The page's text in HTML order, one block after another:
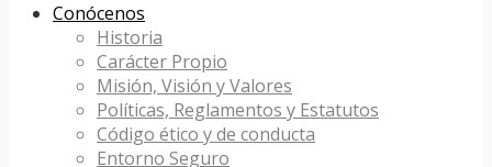
Conócenos
Historia
Carácter Propio
Misión, Visión y Valores
Políticas, Reglamentos y Estatutos
Código ético y de conducta
Entorno Seguro